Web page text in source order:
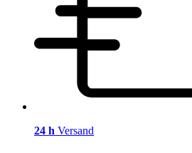
24 h Versand